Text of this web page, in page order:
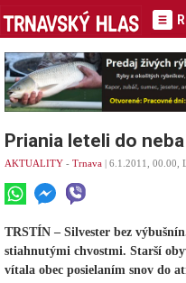
Priania leteli do neba
AKTUALITY - Trnava | 6.1.2011, 00.00,
TRSTÍN – Silvester bez
stiahnutými chvostmi. Starší
vítala obec posielaním snov do